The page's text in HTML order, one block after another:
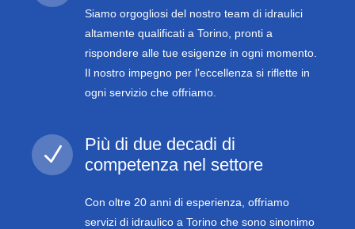
Siamo orgogliosi del nostro team di idraulici
altamente qualificati a Torino, pronti a
rispondere alle tue esigenze in ogni momento.
Il nostro impegno per l’eccellenza si riflette in
ogni servizio che offriamo.
N
Più di due decadi di
competenza nel settore
Con oltre 20 anni di esperienza, offriamo
servizi di idraulico a Torino che sono sinonimo